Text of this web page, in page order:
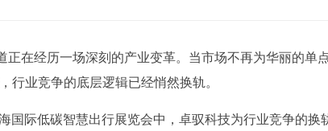
正在经历一场深刻的产业变革。当市场不再为华丽的单
行业竞争的底层逻辑已经悄然换轨。
国际低碳智慧出行展览会中，卓驭科技为行业竞争的换